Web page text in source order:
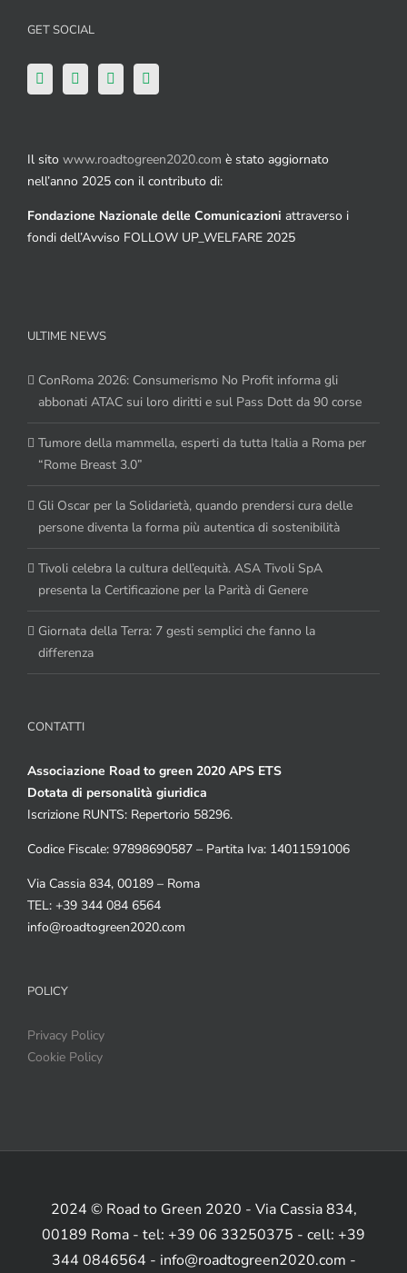
GET SOCIAL
Il sito www.roadtogreen2020.com è stato aggiornato
nell’anno 2025 con il contributo di:
Fondazione Nazionale delle Comunicazioni attraverso i
fondi dell’Avviso FOLLOW UP_WELFARE 2025
ULTIME NEWS
ConRoma 2026: Consumerismo No Profit informa gli
abbonati ATAC sui loro diritti e sul Pass Dott da 90 corse
Tumore della mammella, esperti da tutta Italia a Roma per
“Rome Breast 3.0”
Gli Oscar per la Solidarietà, quando prendersi cura delle
persone diventa la forma più autentica di sostenibilità
Tivoli celebra la cultura dell’equità. ASA Tivoli SpA
presenta la Certificazione per la Parità di Genere
Giornata della Terra: 7 gesti semplici che fanno la
differenza
CONTATTI
Associazione Road to green 2020 APS ETS
Dotata di personalità giuridica
Iscrizione RUNTS: Repertorio 58296.
Codice Fiscale: 97898690587 – Partita Iva: 14011591006
Via Cassia 834, 00189 – Roma
TEL: +39 344 084 6564
info@roadtogreen2020.com
POLICY
Privacy Policy
Cookie Policy
2024 © Road to Green 2020 - Via Cassia 834,
00189 Roma - tel: +39 06 33250375 - cell: +39
344 0846564 - info@roadtogreen2020.com -